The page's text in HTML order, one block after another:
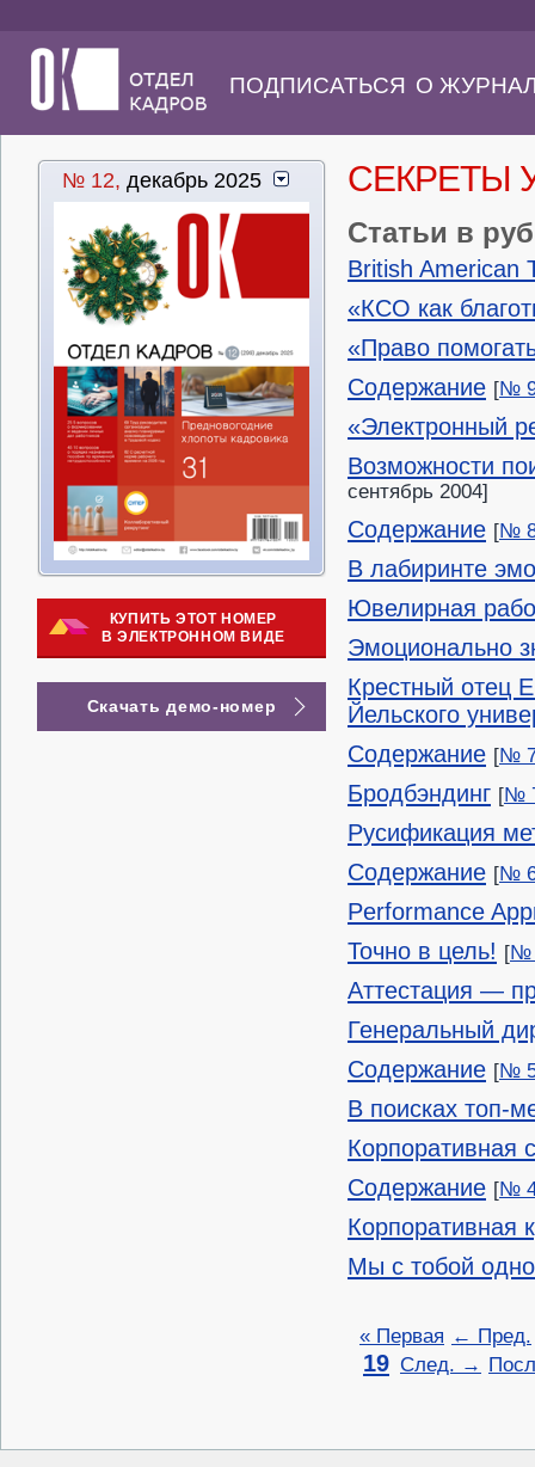
ПОДПИСАТЬСЯ О
№ 12, декабрь 2025
КУПИТЬ ЭТОТ НОМЕР
В ЭЛЕКТРОННОМ ВИДЕ
Скачать демо-номер
СЕКРЕТЫ
Статьи в
British American
«КСО как
«Право
Содержание [№
«Электронный
Возможности
сентябрь 2004]
Содержание [№
В лабиринте
Ювелирная
Эмоционально
Крестный отец
Йельского
Содержание [№
Бродбэндинг [№
Русификация
Содержание [№
Performance
Точно в цель! [№
Аттестация —
Генеральный
Содержание [№
В поисках топ-
Корпоративная
Содержание [№
Корпоративная
Мы с тобой
« Первая ← Пред.
19 След. →